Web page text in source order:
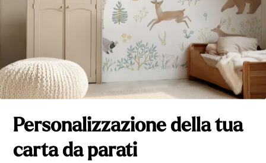
Personalizzazione della tua
carta da parati